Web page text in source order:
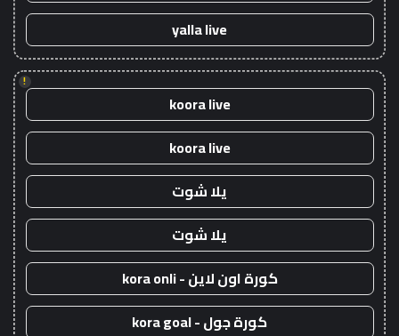
yalla live
!
koora live
koora live
يلا شوت
يلا شوت
كورة اون لاين - kora onli
كورة جول - kora goal